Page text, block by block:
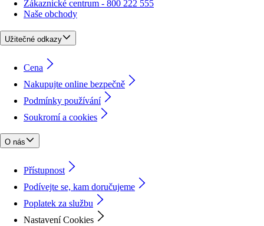
Zákaznické centrum - 800 222 555
Naše obchody
Užitečné odkazy
Cena
Nakupujte online bezpečně
Podmínky používání
Soukromí a cookies
O nás
Přístupnost
Podívejte se, kam doručujeme
Poplatek za službu
Nastavení Cookies